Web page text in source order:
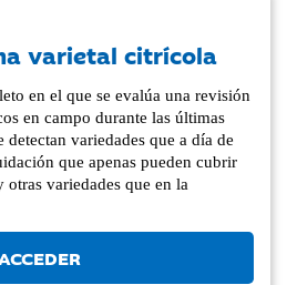
varietal citrícola
en el que se evalúa una revisión
en campo durante las últimas
detectan variedades que a día de
que apenas pueden cubrir
variedades que en la